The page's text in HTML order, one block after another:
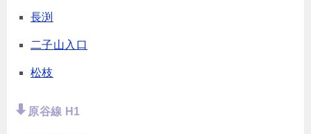
長渕
二子山入口
松枝
原谷線 H1